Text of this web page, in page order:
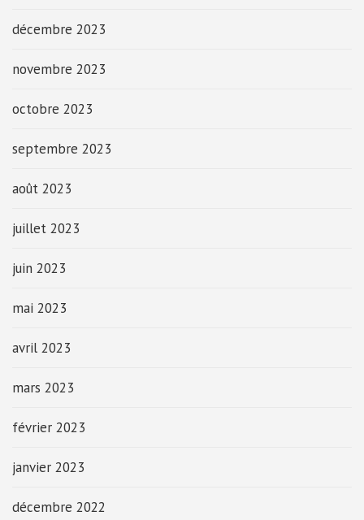
décembre 2023
novembre 2023
octobre 2023
septembre 2023
août 2023
juillet 2023
juin 2023
mai 2023
avril 2023
mars 2023
février 2023
janvier 2023
décembre 2022